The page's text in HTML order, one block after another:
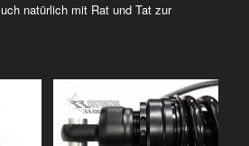
natürlich mit Rat und Tat zur